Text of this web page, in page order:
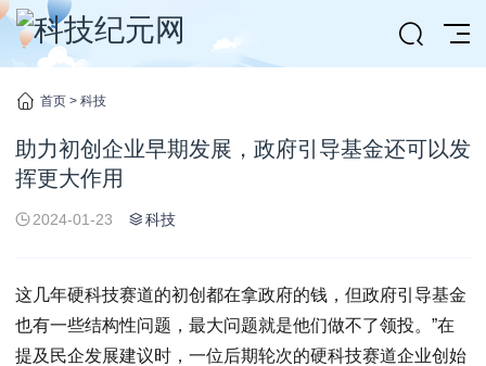
首页 > 科技
助力初创企业早期发展，政府引导基金还可以发
挥更大作用
2024-01-23 科技
这几年硬科技赛道的初创都在拿政府的钱，但政府引导基金
也有一些结构性问题，最大问题就是他们做不了领投。”在
提及民企发展建议时，一位后期轮次的硬科技赛道企业创始